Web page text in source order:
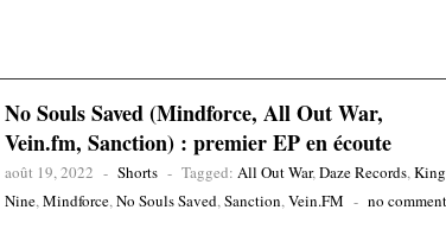
No Souls Saved (Mindforce, All Out War,
Vein.fm, Sanction) : premier EP en écoute
août 19, 2022 - Shorts - Tagged: All Out War,Daze Records,King
Nine,Mindforce,No Souls Saved,Sanction,Vein.FM - no